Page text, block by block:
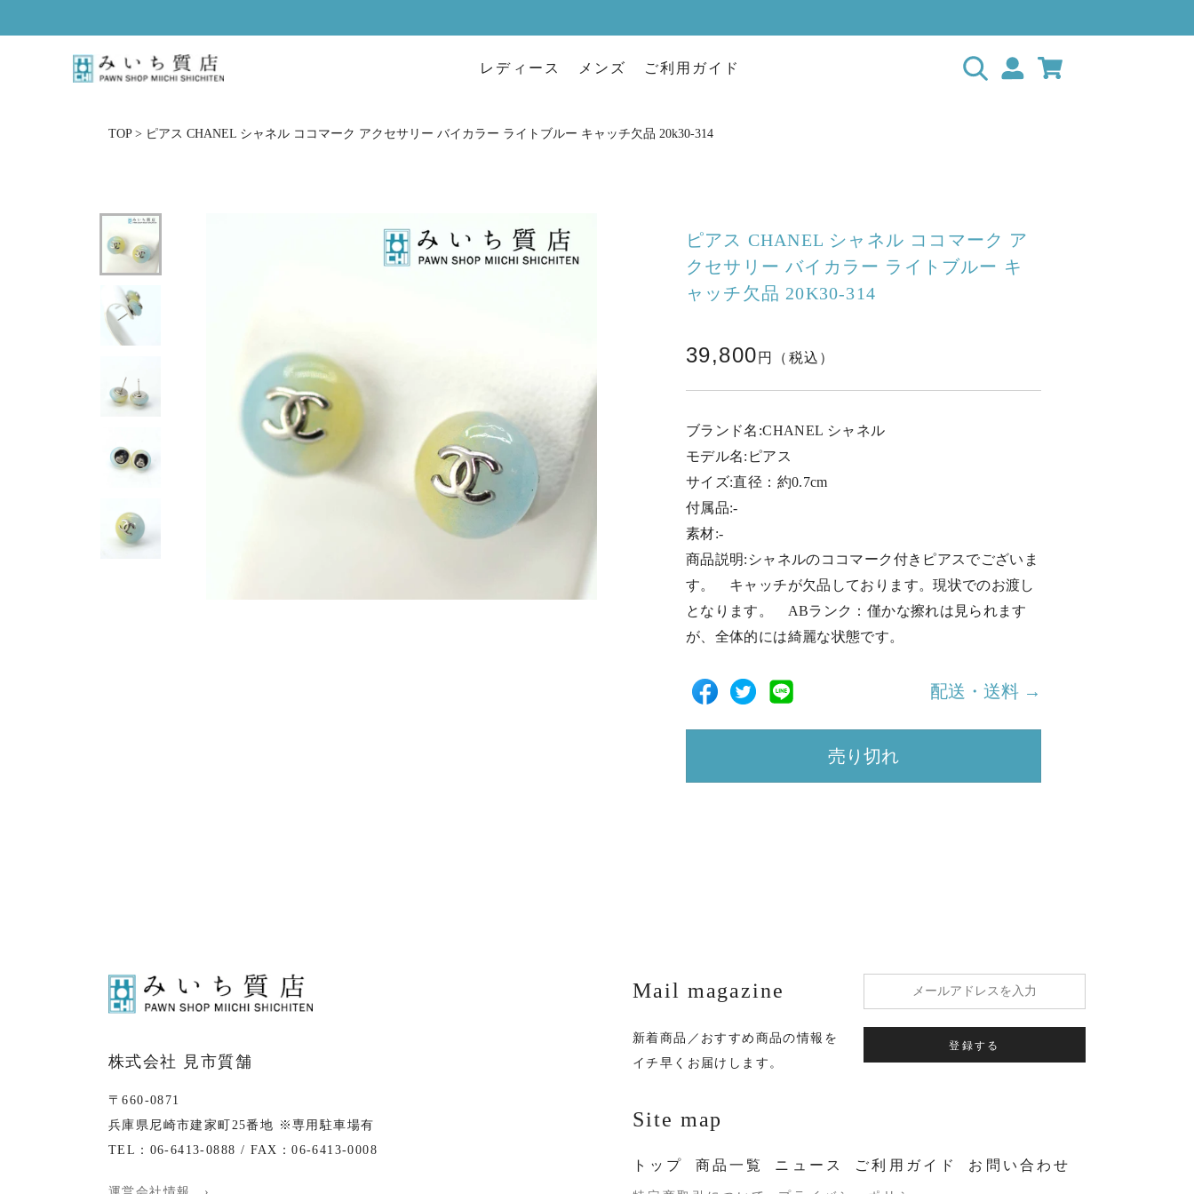
レディース メンズ ご利用ガイド
TOP > ピアス CHANEL シャネル ココマーク アクセサリー バイカラー ライトブルー キャッチ欠品 20k30-314
ピアス CHANEL シャネル ココマーク ア
クセサリー バイカラー ライトブルー キ
ャッチ欠品 20K30-314
39,800
ブランド名:CHANEL シャネル
モデル名:ピアス
サイズ:直径：約0.7cm
付属品:-
素材:-
商品説明:シャネルのココマーク付きピアスでございま
す。 キャッチが欠品しております。現状でのお渡し
となります。 ABランク：僅かな擦れは見られます
が、全体的には綺麗な状態です。
配送・送料 →
売り切れ
株式会社 見市質舗
〒660-0871
兵庫県尼崎市建家町25番地 ※専用駐車場有
TEL：06-6413-0888 / FAX：06-6413-0008
Mail magazine
新着商品／おすすめ商品の情報を
イチ早くお届けします。
登録する
Site map
トップ 商品一覧 ニュース ご利用ガイド お問い合わせ